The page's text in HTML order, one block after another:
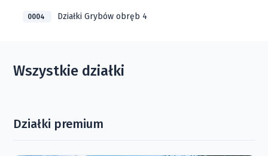
0004 Działki Grybów obręb 4
Wszystkie działki
Działki premium